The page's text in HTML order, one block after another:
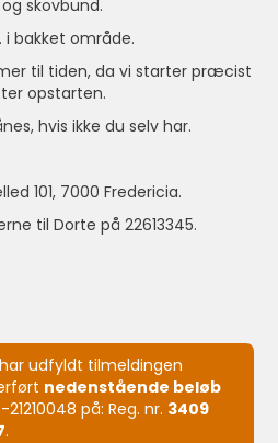
skovbund.
bakket område.
til tiden, da vi starter præcist
opstarten.
hvis ikke du selv har.
101, 7000 Fredericia.
til Dorte på 22613345.
udfyldt tilmeldingen
nedenstående beløb
på: Reg. nr. 3409
.